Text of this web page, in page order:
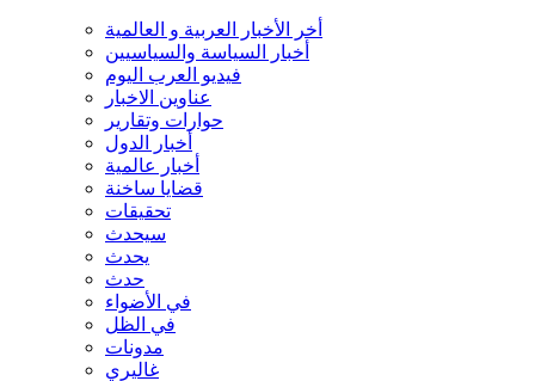
أخر الأخبار العربية و العالمية
أخبار السياسة والسياسيين
فيديو العرب اليوم
عناوين الاخبار
حوارات وتقارير
أخبار الدول
أخبار عالمية
قضايا ساخنة
تحقيقات
سيحدث
يحدث
حدث
في الأضواء
في الظل
مدونات
غاليري